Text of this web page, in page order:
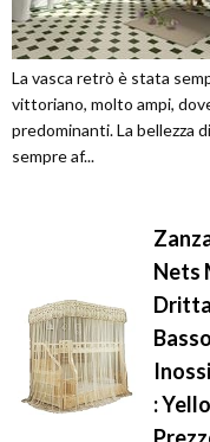
La vasca retrò è stata
vittoriano, molto ampi,
predominanti. La bellezza
sempre af...
Nets
: